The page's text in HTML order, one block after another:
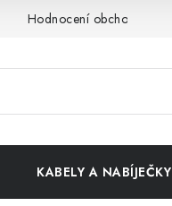
Hodnocení obchodu
KABELY A NABÍJEČKY